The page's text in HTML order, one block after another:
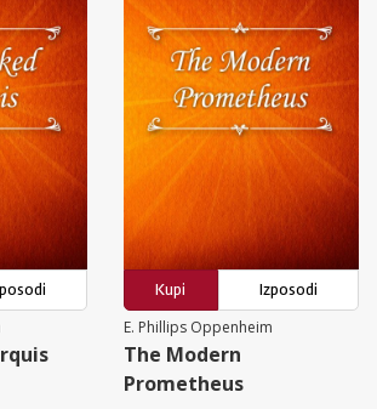
Kupi
Izposodi
E. Phillips Oppenheim
The Modern
Prometheus